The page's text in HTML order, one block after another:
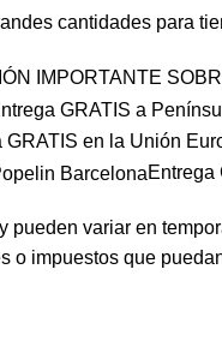
cantidades para
IMPORTANTE
GRATIS a
GRATIS en la Unión
Entrega
pueden variar en
o impuestos que